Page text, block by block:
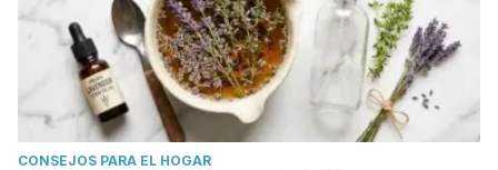
CONSEJOS PARA EL HOGAR